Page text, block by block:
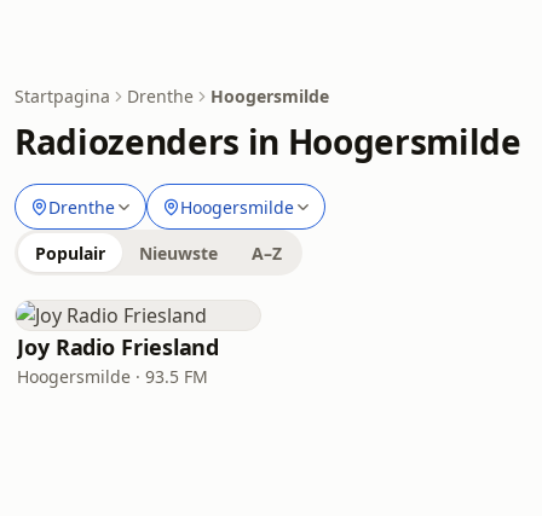
Startpagina Drenthe Hoogersmilde
Radiozenders in Hoogersmilde
Drenthe Hoogersmilde
Populair Nieuwste A–Z
Joy Radio Friesland
Hoogersmilde · 93.5 FM